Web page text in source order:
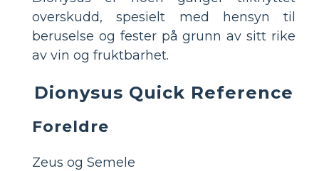
overskudd, spesielt med hensyn til
beruselse og fester på grunn av sitt rike
av vin og fruktbarhet.
Dionysus Quick Reference
Foreldre
Zeus og Semele